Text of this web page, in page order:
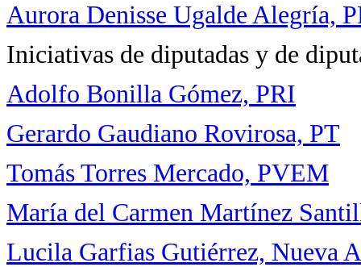
Aurora Denisse Ugalde Alegría,
Iniciativas de diputadas y de
Adolfo Bonilla Gómez, PRI
Gerardo Gaudiano Rovirosa, PT
Tomás Torres Mercado, PVEM
María del Carmen Martínez
Lucila Garfias Gutiérrez, Nueva